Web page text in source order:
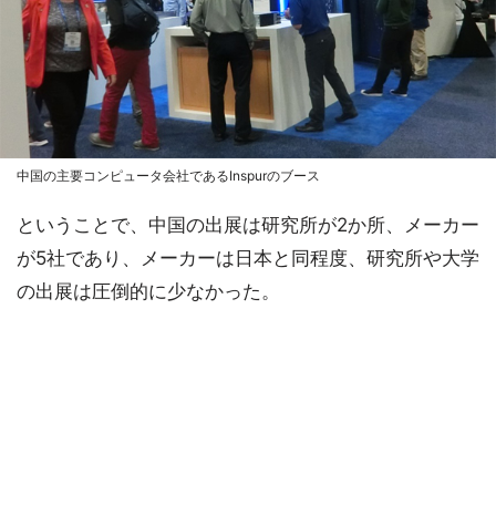
中国の主要コンピュータ会社であるInspurのブース
ということで、中国の出展は研究所が2か所、メーカー
が5社であり、メーカーは日本と同程度、研究所や大学
の出展は圧倒的に少なかった。